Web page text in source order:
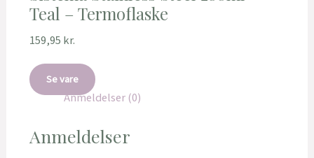
Teal – Termoflaske
159,95 kr.
Se vare
Anmeldelser (0)
Anmeldelser